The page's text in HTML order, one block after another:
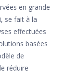
en grande
se fait à la
effectuées
basées
de
réduire